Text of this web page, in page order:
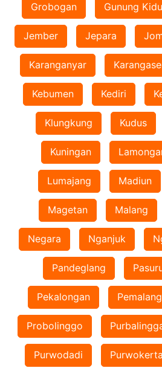
Grobogan Gunung
Jember Jepara
Karanganyar
Kebumen Kediri
Klungkung Kudus
Kuningan
Lumajang Madiun
Magetan Malang
Negara Nganjuk
Pandeglang
Pekalongan Pemalang
Probolinggo
Purwodadi Purwokerta